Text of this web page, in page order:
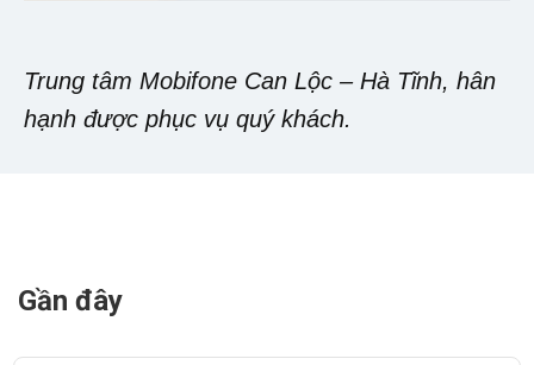
Trung tâm Mobifone Can Lộc – Hà Tĩnh, hân
hạnh được phục vụ quý khách.
Gần đây